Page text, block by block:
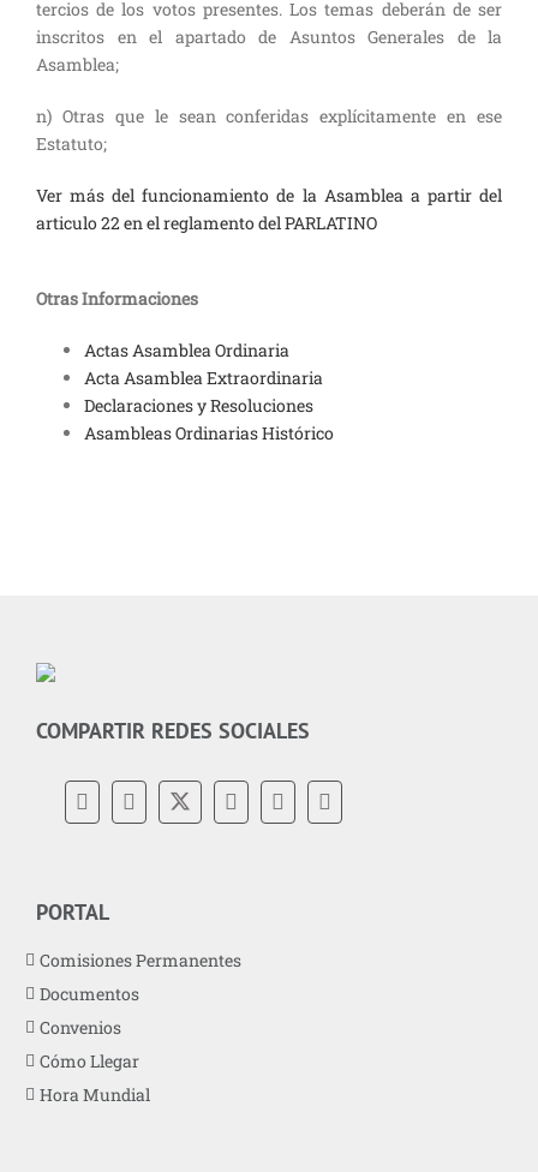
tercios de los votos presentes. Los temas deberán de ser
inscritos en el apartado de Asuntos Generales de la
Asamblea;
n) Otras que le sean conferidas explícitamente en ese
Estatuto;
Ver más del funcionamiento de la Asamblea a partir del
articulo 22 en el reglamento del PARLATINO
Otras Informaciones
Actas Asamblea Ordinaria
Acta Asamblea Extraordinaria
Declaraciones y Resoluciones
Asambleas Ordinarias Histórico
COMPARTIR REDES SOCIALES
PORTAL
Comisiones Permanentes
Documentos
Convenios
Cómo Llegar
Hora Mundial